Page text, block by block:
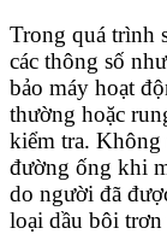
Trong quá trình
các thông số
bảo máy hoạt
thường hoặc
kiểm tra. Không
đường ống khi
do người đã
loại dầu bôi